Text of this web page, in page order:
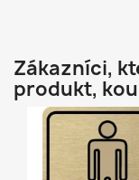
Zákazníci,
produkt,